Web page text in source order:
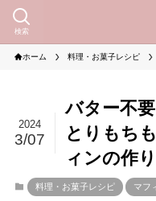
検索
ホーム 料理・お菓子レシピ
バター不
とりもち
ィンの作
2024
3/07
料理・お菓子レシピ マフ